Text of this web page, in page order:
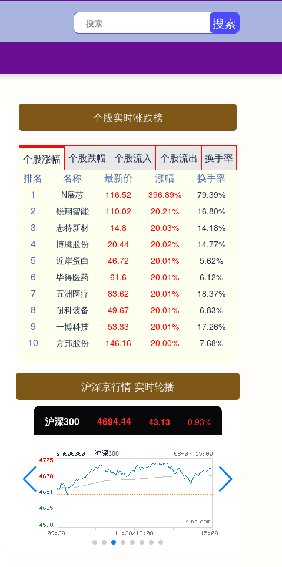
搜索
个股实时涨跌榜
个股涨幅 个股跌幅 个股流入 个股流出
换手率
排名
名称 最新价 涨幅
换手率
1
N展芯 116.52 396.89% 79.39%
2 锐翔智能 110.02 20.21% 16.80%
3 志特新材 14.8 20.03% 14.18%
4 博腾股份 20.44 20.02% 14.77%
5 近岸蛋白 46.72 20.01% 5.62%
6 毕得医药 61.6 20.01% 6.12%
7 五洲医疗 83.62 20.01% 18.37%
8 耐科装备 49.67 20.01% 6.83%
9 一博科技 53.33 20.01% 17.26%
10 方邦股份 146.16 20.00% 7.68%
沪深京行情 实时轮播
北证50 1134.24 11.37 1.01%